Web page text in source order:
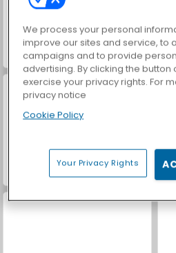
Car Parking City Duel
Park Me: Draw Path
We process your personal
improve our sites and service, to
campaigns and to provide
advertising. By clicking the button
exercise your privacy rights. For
privacy notice
Cookie Policy
Your Privacy Rights